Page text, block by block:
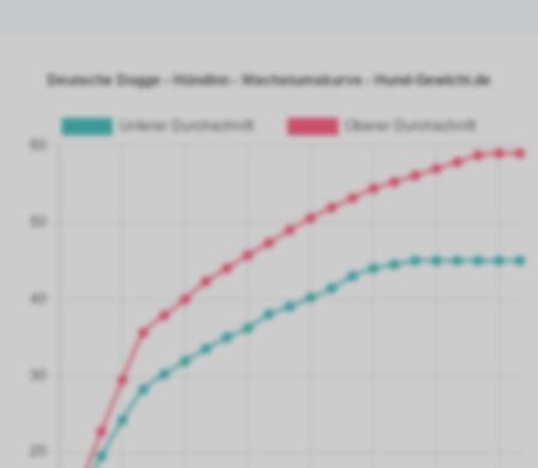
21 Monate 86.85 kg
22 Monate 87.70 kg
24 Monate 89.50 kg
90.00 kg